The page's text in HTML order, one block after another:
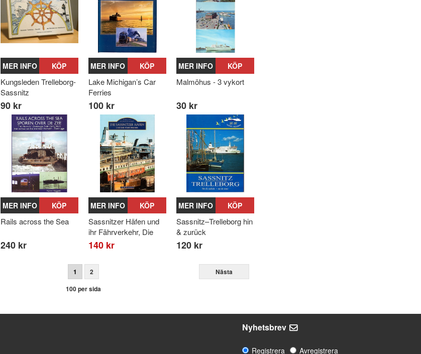
MER INFO KÖP
Kungsleden Trelleborg-
Sassnitz
90 kr
MER INFO KÖP
Lake Michigan’s Car
Ferries
100 kr
MER INFO KÖP
Malmöhus - 3 vykort
30 kr
MER INFO KÖP
Rails across the Sea
240 kr
MER INFO KÖP
Sassnitzer Häfen und
ihr Fährverkehr, Die
140 kr
MER INFO KÖP
Sassnitz–Trelleborg hin
& zurück
120 kr
1 2
Nästa
100 per sida
Nyhetsbrev
Registrera Avregistrera